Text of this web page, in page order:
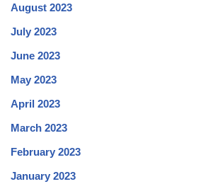
August 2023
July 2023
June 2023
May 2023
April 2023
March 2023
February 2023
January 2023